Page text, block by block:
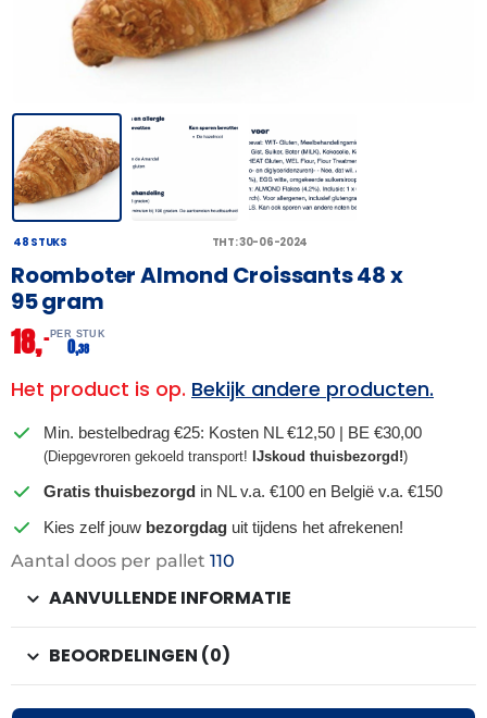
48 STUKS THT: 30-06-2024
Roomboter Almond Croissants 48 x
95 gram
18,– PER STUK
0,38
Het product is op. Bekijk andere producten.
Min. bestelbedrag €25: Kosten NL €12,50 | BE €30,00
(Diepgevroren gekoeld transport! IJskoud thuisbezorgd!)
Gratis thuisbezorgd in NL v.a. €100 en België v.a. €150
Kies zelf jouw bezorgdag uit tijdens het afrekenen!
Aantal doos per pallet 110
AANVULLENDE INFORMATIE
BEOORDELINGEN (0)